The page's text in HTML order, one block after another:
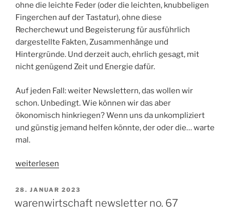
ohne die leichte Feder (oder die leichten, knubbeligen
Fingerchen auf der Tastatur), ohne diese
Recherchewut und Begeisterung für ausführlich
dargestellte Fakten, Zusammenhänge und
Hintergründe. Und derzeit auch, ehrlich gesagt, mit
nicht genügend Zeit und Energie dafür.
Auf jeden Fall: weiter Newslettern, das wollen wir
schon. Unbedingt. Wie können wir das aber
ökonomisch hinkriegen? Wenn uns da unkompliziert
und günstig jemand helfen könnte, der oder die… warte
mal.
„warenwirtschaft
weiterlesen
VERÖFFENTLICHT
28. JANUAR 2023
warenwirtschaft newsletter no. 67